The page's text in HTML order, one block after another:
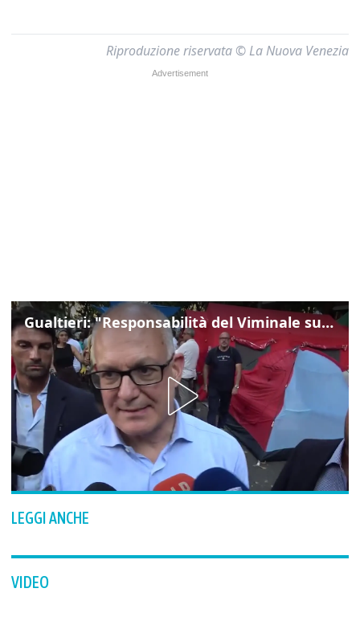
Riproduzione riservata © La Nuova Venezia
Gualtieri: "Responsabilità del Viminale su Spin Time? La posizione dei partiti è nota"
LEGGI ANCHE
VIDEO